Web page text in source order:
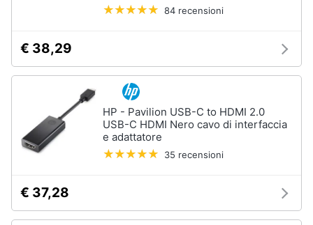
Assistenza
84 recensioni
€ 38,29
HP - Pavilion USB-C to HDMI 2.0
USB-C HDMI Nero cavo di interfaccia
e adattatore
35 recensioni
€ 37,28